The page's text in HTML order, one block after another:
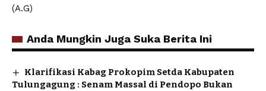
(A.G)
Anda Mungkin Juga Suka Berita Ini
Klarifikasi Kabag Prokopim Setda Kabupaten
Tulungagung : Senam Massal di Pendopo Bukan